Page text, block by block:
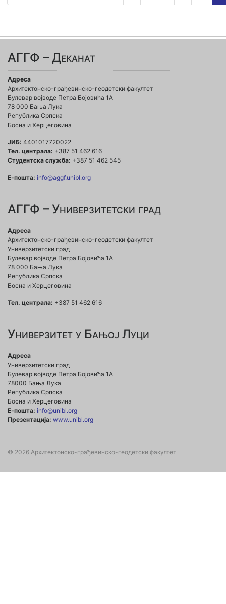
АГГФ – Деканат
Адреса
Архитектонско-грађевинско-геодетски факултет
Булевар војводе Петра Бојовића 1A
78 000 Бања Лука
Република Српска
Босна и Херцеговина
ЈИБ: 4401017720022
Тел. централа: +387 51 462 616
Студентска служба: +387 51 462 545
Е-пошта: info@aggf.unibl.org
АГГФ – Универзитетски град
Адреса
Архитектонско-грађевинско-геодетски факултет
Универзитетски град
Булевар војводе Петра Бојовића 1A
78 000 Бања Лука
Република Српска
Босна и Херцеговина
Тел. централа: +387 51 462 616
Универзитет у Бањој Луци
Адреса
Универзитетски град
Булевар војводе Петра Бојовића 1А
78000 Бања Лука
Република Српска
Босна и Херцеговина
Е-пошта: info@unibl.org
Презентација: www.unibl.org
© 2026 Архитектонско-грађевинско-геодетски факултет